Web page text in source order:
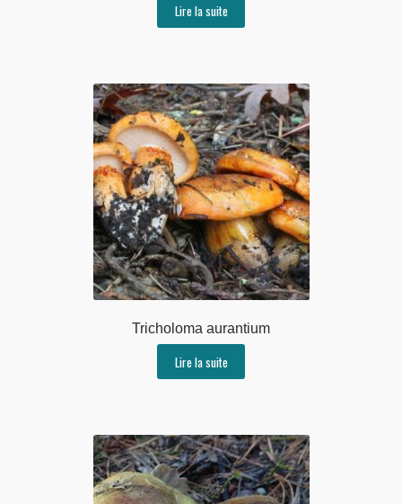
Lire la suite
Tricholoma aurantium
Lire la suite